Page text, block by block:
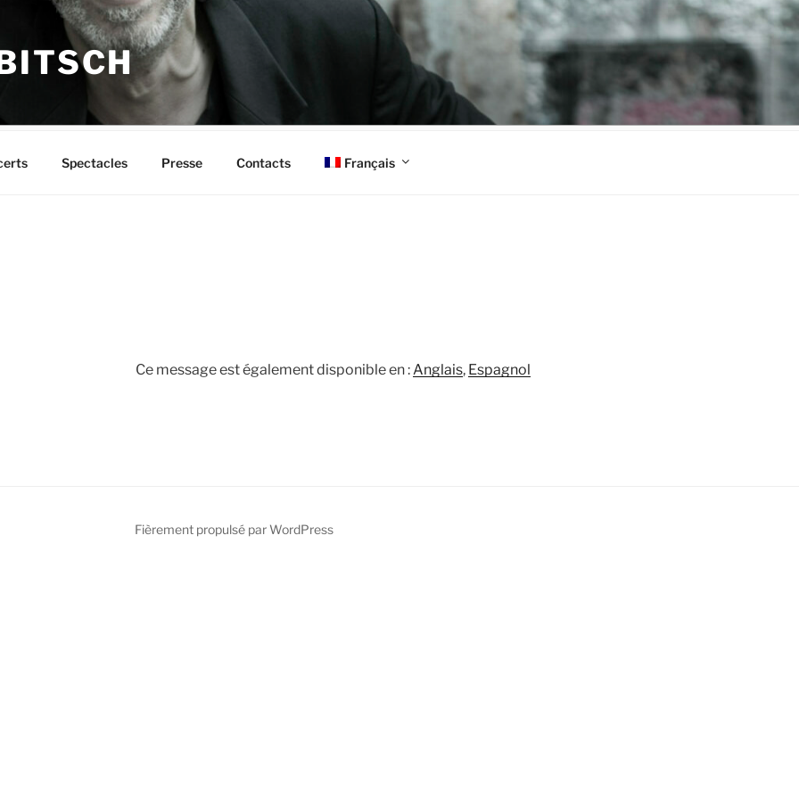
Spectacles Presse Contacts Français
Ce message est également disponible en : Anglais Espagnol
Fièrement propulsé par WordPress